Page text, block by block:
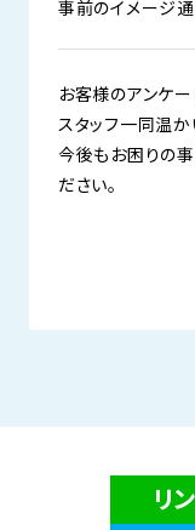
事前のイメージ通
お客様のアンケ
スタッフ一同温か
今後もお困りの事
ださい。
リ